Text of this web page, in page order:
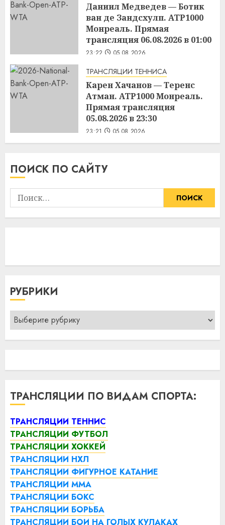
Даниил Медведев — Ботик
ван де Зандсхулп. ATP1000
Монреаль. Прямая
трансляция 06.08.2026 в 01:00
23:22 05.08.2026
ТРАНСЛЯЦИИ ТЕННИСА
Карен Хачанов — Теренс
Атман. ATP1000 Монреаль.
Прямая трансляция
05.08.2026 в 23:30
23:21 05.08.2026
ПОИСК ПО САЙТУ
Найти:
РУБРИКИ
Рубрики
ТРАНСЛЯЦИИ ПО ВИДАМ СПОРТА:
ТРАНСЛЯЦИИ ТЕННИС
ТРАНСЛЯЦИИ ФУТБОЛ
ТРАНСЛЯЦИИ ХОККЕЙ
ТРАНСЛЯЦИИ НХЛ
ТРАНСЛЯЦИИ ФИГУРНОЕ КАТАНИЕ
ТРАНСЛЯЦИИ ММА
ТРАНСЛЯЦИИ БОКС
ТРАНСЛЯЦИИ БОРЬБА
ТРАНСЛЯЦИИ БОИ НА ГОЛЫХ КУЛАКАХ